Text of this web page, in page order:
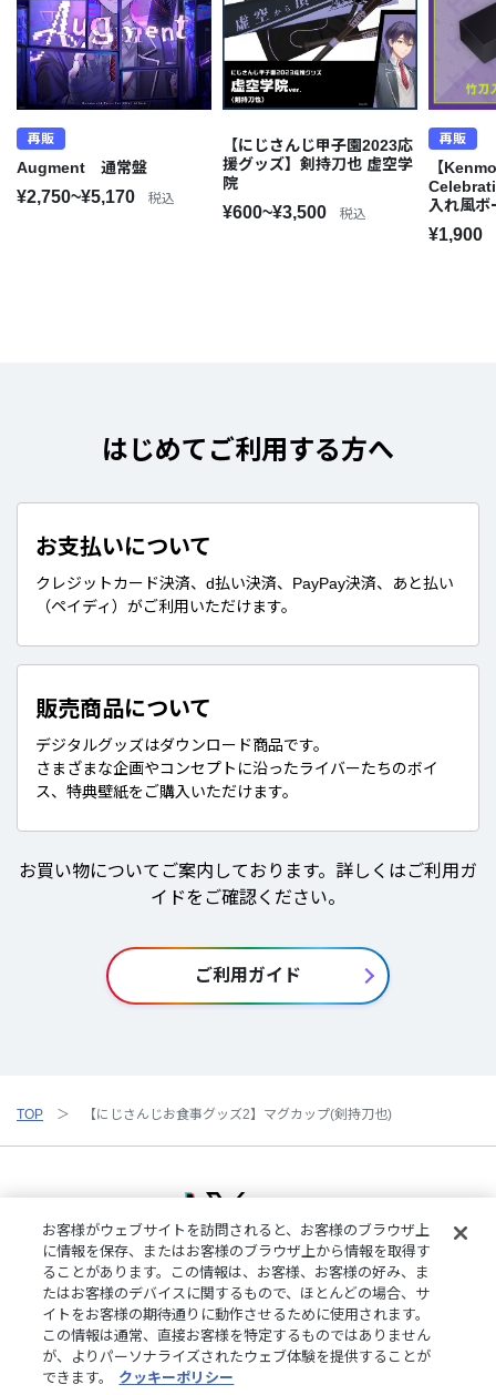
再販
Augment 通常盤
¥2,750~¥5,170 税込
【にじさんじ甲子園2023応
援グッズ】剣持刀也 虚空学
院
¥600~¥3,500 税込
再販
【
入れ風ボ
¥1,900
はじめてご利用する方へ
お支払いについて
クレジットカード決済、d払い決済、PayPay決済、あと払い
（ペイディ）がご利用いただけます。
販売商品について
デジタルグッズはダウンロード商品です。
さまざまな企画やコンセプトに沿ったライバーたちのボイ
ス、特典壁紙をご購入いただけます。
お買い物についてご案内しております。詳しくはご利用ガ
イドをご確認ください。
ご利用ガイド
TOP 【にじさんじお食事グッズ2】マグカップ(剣持刀也)
ご利用規約プライバシーポリシー
特定商取引法に基づく表記
ご利用ガイドよくある質問お問い合わせにじさんじ公式サイト
クッキーの詳細
お客様がウェブサイトを訪問されると、お客様のブラウザ上
に情報を保存、またはお客様のブラウザ上から情報を取得す
ることがあります。この情報は、お客様、お客様の好み、ま
たはお客様のデバイスに関するもので、ほとんどの場合、サ
イトをお客様の期待通りに動作させるために使用されます。
この情報は通常、直接お客様を特定するものではありません
が、よりパーソナライズされたウェブ体験を提供することが
できます。
クッキーポリシー